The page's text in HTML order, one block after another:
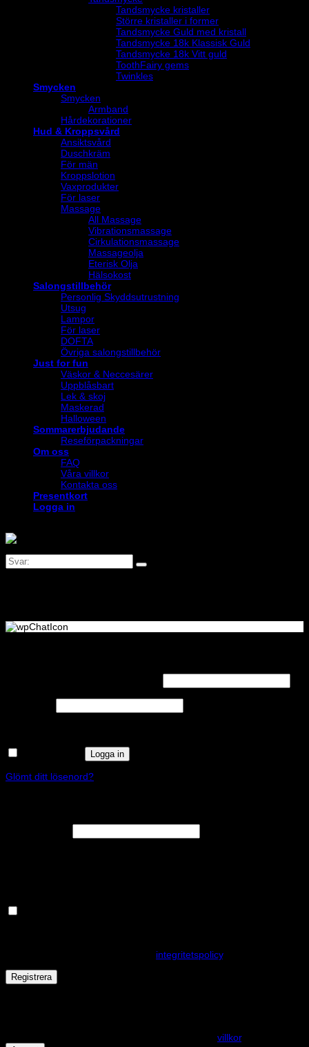
Tandsmycke kristaller
Större kristaller i former
Tandsmycke Guld med kristall
Tandsmycke 18k Klassisk Guld
Tandsmycke 18k Vitt guld
ToothFairy gems
Twinkles
Smycken
Smycken
Armband
Hårdekorationer
Hud & Kroppsvård
Ansiktsvård
Duschkräm
För män
Kroppslotion
Vaxprodukter
För laser
Massage
All Massage
Vibrationsmassage
Cirkulationsmassage
Massageolja
Eterisk Olja
Hälsokost
Salongstillbehör
Personlig Skyddsutrustning
Utsug
Lampor
För laser
DOFTA
Övriga salongstillbehör
Just for fun
Väskor & Neccesärer
Uppblåsbart
Lek & skoj
Maskerad
Halloween
Sommarerbjudande
Reseförpackningar
Om oss
FAQ
Våra villkor
Kontakta oss
Presentkort
Logga in
Logga in
Glömt ditt lösenord?
integritetspolicy.
Registrera
villkor.